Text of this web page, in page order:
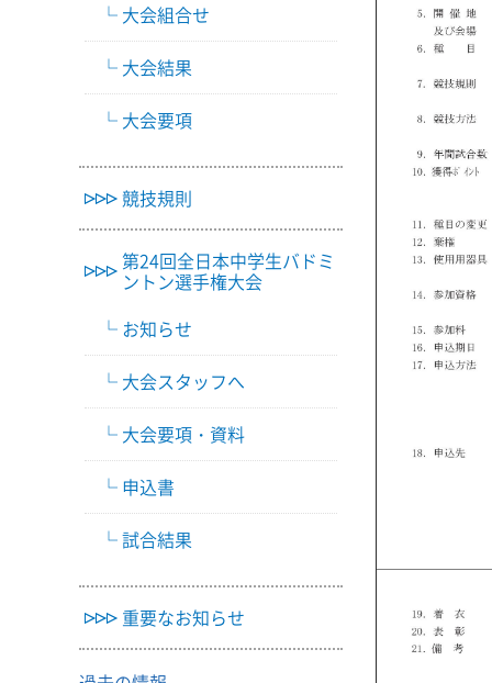
大会組合せ
大会結果
大会要項
競技規則
第24回全日本中学生バドミ
ントン選手権大会
お知らせ
大会スタッフへ
大会要項・資料
申込書
試合結果
重要なお知らせ